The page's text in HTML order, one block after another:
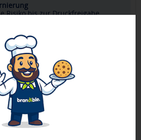
Risiko bis zur Druckfreigabe
für alle Fragen & Wünsche
in Naturkork-Etui.